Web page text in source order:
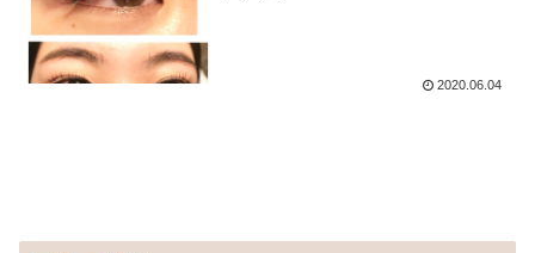
2020.06.04